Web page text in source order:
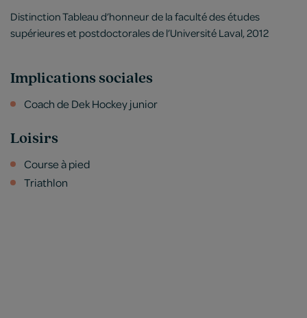
Distinction Tableau d’honneur de la faculté des études
supérieures et postdoctorales de l’Université Laval, 2012
Implications sociales
Coach de Dek Hockey junior
Loisirs
Course à pied
Triathlon